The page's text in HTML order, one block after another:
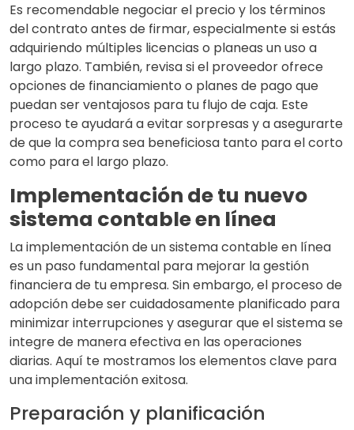
Es recomendable negociar el precio y los términos
del contrato antes de firmar, especialmente si estás
adquiriendo múltiples licencias o planeas un uso a
largo plazo. También, revisa si el proveedor ofrece
opciones de financiamiento o planes de pago que
puedan ser ventajosos para tu flujo de caja. Este
proceso te ayudará a evitar sorpresas y a asegurarte
de que la compra sea beneficiosa tanto para el corto
como para el largo plazo.
Implementación de tu nuevo
sistema contable en línea
La implementación de un sistema contable en línea
es un paso fundamental para mejorar la gestión
financiera de tu empresa. Sin embargo, el proceso de
adopción debe ser cuidadosamente planificado para
minimizar interrupciones y asegurar que el sistema se
integre de manera efectiva en las operaciones
diarias. Aquí te mostramos los elementos clave para
una implementación exitosa.
Preparación y planificación